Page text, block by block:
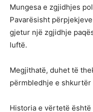
Mungesa e zgjidhjes
Pavarësisht
gjetur një zgjidhje
luftë.
Megjithatë, duhet të
përmbledhje e
Historia e vërtetë